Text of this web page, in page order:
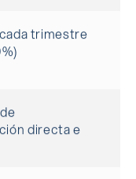
trimestre
directa e